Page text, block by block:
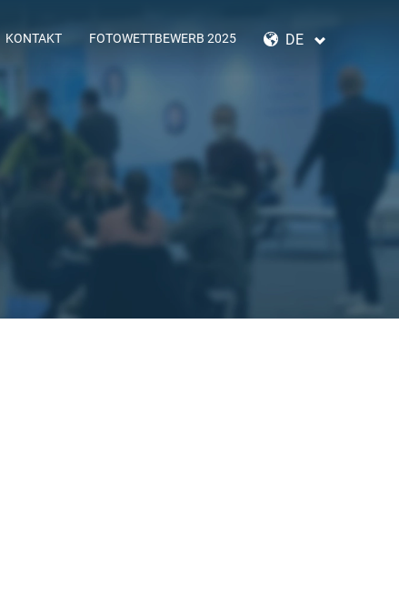
DE
ÜBERSPRINGEN
KONTAKT FOTOWETTBEWERB 2025